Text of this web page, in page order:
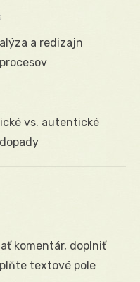
a redizajn
vs. autentické
komentár, doplniť
textové pole